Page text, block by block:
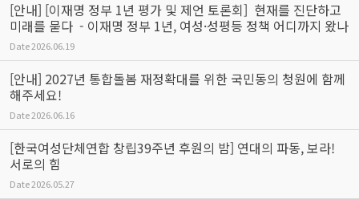
[안내] [이재명 정부 1년 평가 및 제언 토론회] 현재를 진단하고
미래를 묻다 - 이재명 정부 1년, 여성·성평등 정책 어디까지 왔나
Date2026.06.19
[안내] 2027년 통합돌봄 재정확대를 위한 국민동의 청원에 함께
해주세요!
Date2026.06.16
[한국여성단체연합 창립39주년 후원의 밤] 연대의 파동, 보라!
서로의 힘
Date2026.05.27